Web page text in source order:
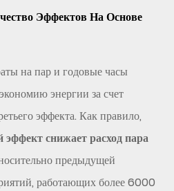
Эффектов На Основе
на пар и годовые часы
энергии за счет
эффекта. Как правило,
снижает расход пара
предыдущей
работающих более 6000